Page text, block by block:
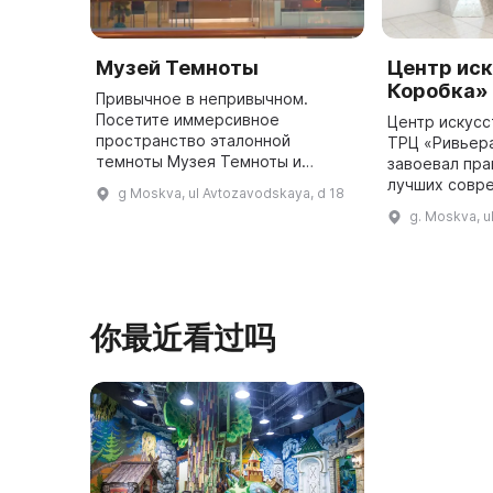
Музей Темноты
Привычное в непривычном.
Посетите иммерсивное
пространство эталонной
темноты Музея Темноты и
Музей представляет несколько
g Moskva, ul Avtozavodskaya, d 18
Центр
Коробка»
Центр
ТРЦ
завоевал
лучших
имеет
g. Moskva,
你最近看过吗